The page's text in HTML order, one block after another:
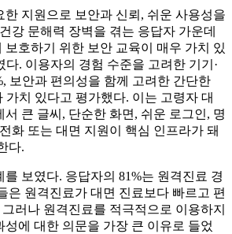
한 지원으로 보안과 신뢰, 쉬운 사용성을
강 문해력 장벽을 겪는 응답자 가운데
호하기 위한 보안 교육이 매우 가치 있
다. 이용자의 경험 수준을 고려한 기기·
보안과 편의성을 함께 고려한 간단한
가치 있다고 평가했다. 이는 고령자 대
큰 글씨, 단순한 화면, 쉬운 로그인, 명
화 또는 대면 지원이 핵심 인프라가 돼
다.
보였다. 응답자의 81%는 원격진료 경
은 원격진료가 대면 진료보다 빠르고 편
러나 원격진료를 적극적으로 이용하지
성에 대한 의문을 가장 큰 이유로 들었